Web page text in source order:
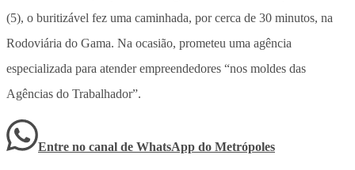
(5), o buritizável fez uma caminhada, por cerca de 30 minutos, na
Rodoviária do Gama. Na ocasião, prometeu uma agência
especializada para atender empreendedores “nos moldes das
Agências do Trabalhador”.
Entre no canal de WhatsApp do Metrópoles